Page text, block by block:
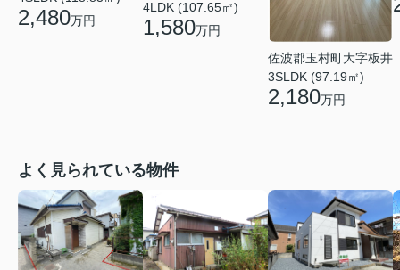
2,480万円
4LDK (107.65㎡)
1,580万円
佐波郡玉村町大字板井
3SLDK (97.19㎡)
2,180万円
よく見られている物件